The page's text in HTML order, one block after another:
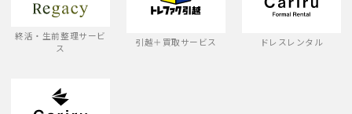
終活・生前整理サービ
ス
引越＋買取サービス ドレスレンタル